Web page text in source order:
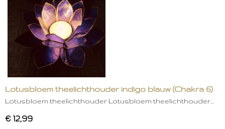
Lotusbloem theelichthouder indigo blauw (Chakra 6)
Lotusbloem theelichthouder Lotusbloem theelichthouder…
€ 12,99